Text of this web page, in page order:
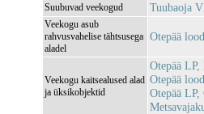
Suubuvad veekogud Tuubaoja
Veekogu asub
rahvusvahelise tähtsusega
aladel
Otepää
Veekogu kaitsealused alad
ja üksikobjektid
Otepää
Otepää
Otepää